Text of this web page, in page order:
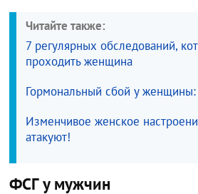
Читайте также:
7 регулярных обследований,
проходить женщина
Гормональный сбой у женщины:
Изменчивое женское
атакуют!
ФСГ у мужчин